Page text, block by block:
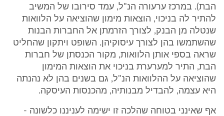
הבת). במרכז ערעורה הנ"ל, עמד סירובו של המשיב
להתיר לה בניכוי, הוצאות מימון שהוציאה על הלוואות
שנטלה מן הבנק, לצורך הזרמתן אל החברות הבנות
שהשתמשו בהן לצורך עיסוקיהן. השופט ויתקון שהחליט
שראה בספי אותן הלוואות, מקור הכנסתן של חברות
הבת, התיר למערערת בניכוי את הוצאות המימון
שהוציאה על ההלוואות הנ"ל, גם בשנים בהן לא נהנתה
היא עצמה, להבדיל מבנותיה, מהכנסות העיסקה.
אף שאינני בטוחה שהלכה זו ישימה לעניננו כלשונה -